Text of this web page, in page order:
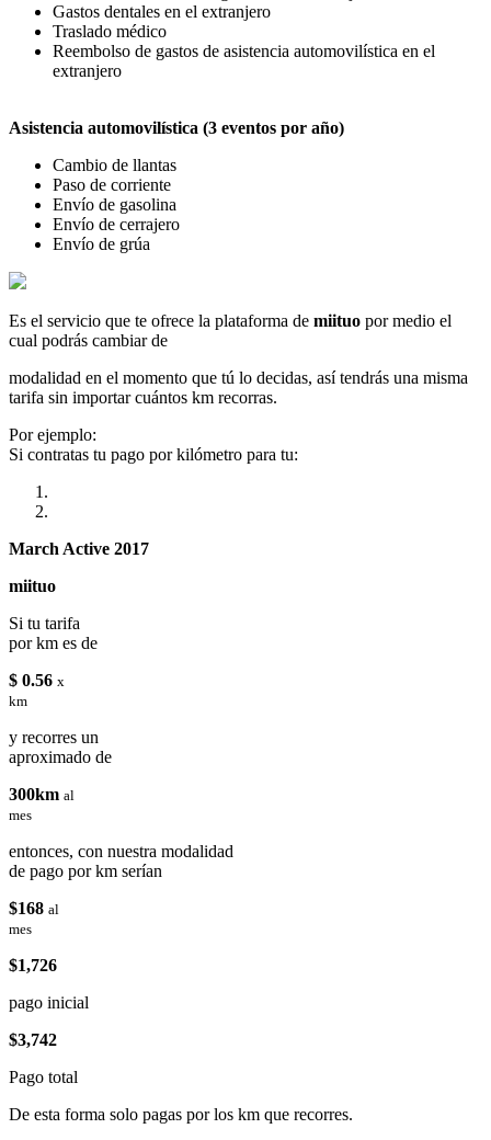
Gastos dentales en el extranjero
Traslado médico
Reembolso de gastos de asistencia automovilística en el
extranjero
Asistencia automovilística (3 eventos por año)
Cambio de llantas
Paso de corriente
Envío de gasolina
Envío de cerrajero
Envío de grúa
Es el servicio que te ofrece la plataforma de miituo por medio el
cual podrás cambiar de
modalidad en el momento que tú lo decidas, así tendrás una misma
tarifa sin importar cuántos km recorras.
Por ejemplo:
Si contratas tu pago por kilómetro para tu:
March Active 2017
miituo
Si tu tarifa
por km es de
$ 0.56 x
km
y recorres un
aproximado de
300km al
mes
entonces, con nuestra modalidad
de pago por km serían
$168 al
mes
$1,726
pago inicial
$3,742
Pago total
De esta forma solo pagas por los km que recorres.